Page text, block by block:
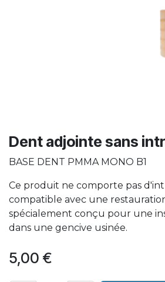
Dent adjointe sans
BASE DENT PMMA MONO B1
Ce produit ne comporte pas
compatible avec une
spécialement conçu pour une
dans une gencive usinée.
5,00 €